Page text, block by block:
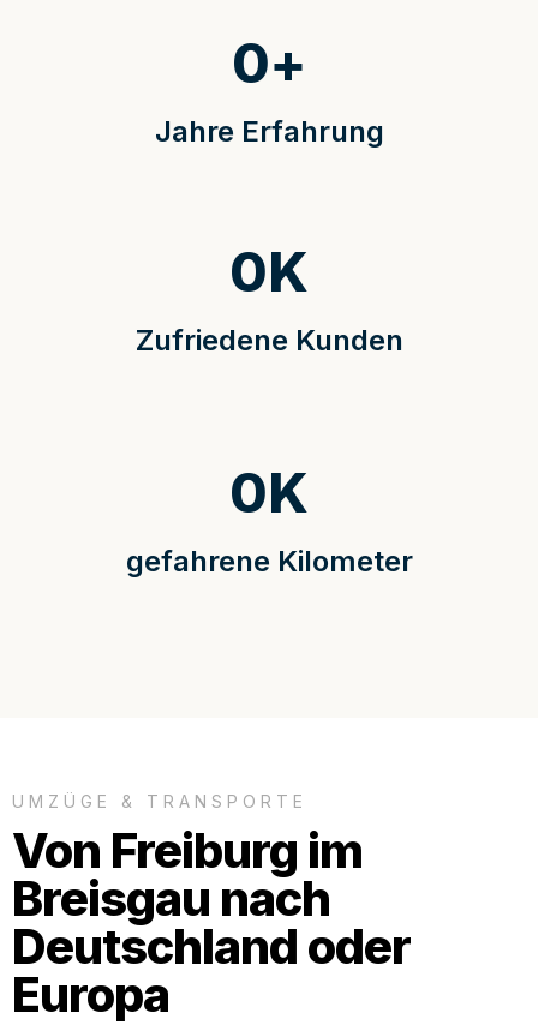
Jahre Erfahrung
0+
Zufriedene Kunden
0K
gefahrene Kilometer
0K
UMZÜGE & TRANSPORTE
Von Freiburg im
Breisgau nach
Deutschland oder
Europa